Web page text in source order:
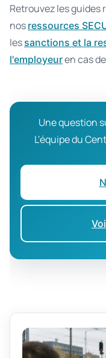
Retrouvez les guides
nos ressources
les sanctions et la
l'employeuren cas
Une question
L'équipe du